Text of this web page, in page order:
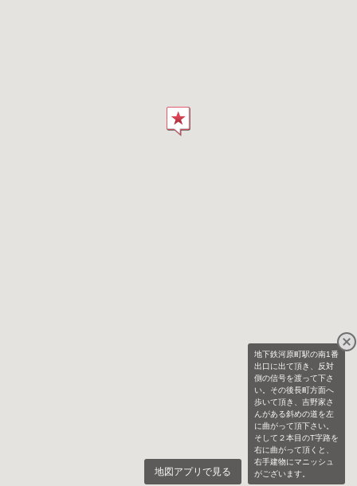
地下鉄河原町駅の南1番
出口に出て頂き、反対
側の信号を渡って下さ
い。その後長町方面へ
歩いて頂き、吉野家さ
んがある斜めの道を左
に曲がって頂下さい。
そして２本目のT字路を
右に曲がって頂くと、
右手建物にマニッシュ
がございます。
地図アプリで見る